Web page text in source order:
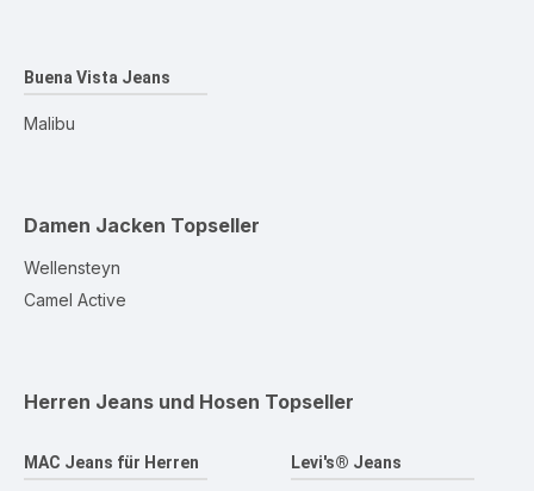
Buena Vista Jeans
Malibu
Damen Jacken Topseller
Wellensteyn
Camel Active
Herren Jeans und Hosen Topseller
MAC Jeans für Herren Levi's® Jeans